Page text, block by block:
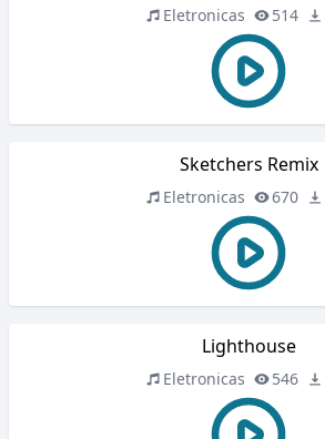
Eletronicas 514
Sketchers Remix
Eletronicas 670
Lighthouse
Eletronicas 546